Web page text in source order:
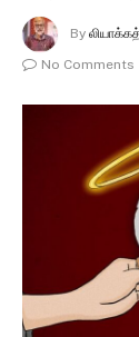
By
No Comments